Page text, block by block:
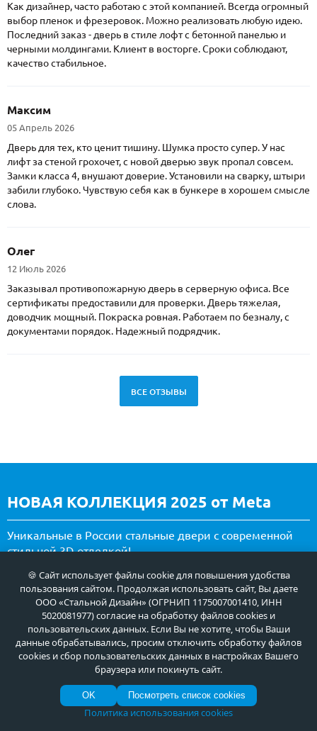
Как дизайнер, часто работаю с этой компанией. Всегда огромный
выбор пленок и фрезеровок. Можно реализовать любую идею.
Последний заказ - дверь в стиле лофт с бетонной панелью и
черными молдингами. Клиент в восторге. Сроки соблюдают,
качество стабильное.
Максим
05 Апрель 2026
Дверь для тех, кто ценит тишину. Шумка просто супер. У нас
лифт за стеной грохочет, с новой дверью звук пропал совсем.
Замки класса 4, внушают доверие. Установили на сварку, штыри
забили глубоко. Чувствую себя как в бункере в хорошем смысле
слова.
Олег
12 Июль 2026
Заказывал противопожарную дверь в серверную офиса. Все
сертификаты предоставили для проверки. Дверь тяжелая,
доводчик мощный. Покраска ровная. Работаем по безналу, с
документами порядок. Надежный подрядчик.
ВСЕ ОТЗЫВЫ
НОВАЯ КОЛЛЕКЦИЯ 2025 от Meta
Уникальные в России стальные двери с современной
стильной 3D-отделкой!
ВСЕ ПРЕДЛОЖЕНИЯ
🍪 Сайт использует файлы cookie для повышения удобства
пользования сайтом. Продолжая использовать сайт, Вы даете
ООО «Стальной Дизайн» (ОГРНИП 1175007001410, ИНН
5020081977) согласие на обработку файлов cookies и
пользовательских данных. Если Вы не хотите, чтобы Ваши
данные обрабатывались, просим отключить обработку файлов
cookies и сбор пользовательских данных в настройках Вашего
браузера или покинуть сайт.
OK Посмотреть список cookies
Политика использования cookies